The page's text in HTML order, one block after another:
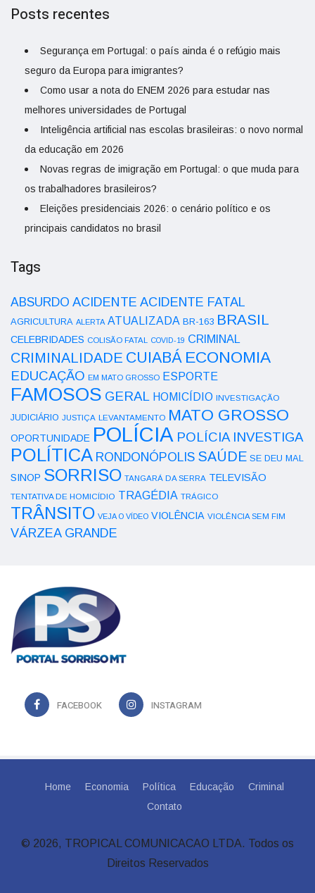
Posts recentes
Segurança em Portugal: o país ainda é o refúgio mais
seguro da Europa para imigrantes?
Como usar a nota do ENEM 2026 para estudar nas
melhores universidades de Portugal
Inteligência artificial nas escolas brasileiras: o novo normal
da educação em 2026
Novas regras de imigração em Portugal: o que muda para
os trabalhadores brasileiros?
Eleições presidenciais 2026: o cenário político e os
principais candidatos no brasil
Tags
ABSURDO ACIDENTE ACIDENTE FATAL
AGRICULTURA ALERTA ATUALIZADA BR-163 BRASIL
CELEBRIDADES COLISÃO FATAL COVID-19 CRIMINAL
CRIMINALIDADE CUIABÁ ECONOMIA
EDUCAÇÃO EM MATO GROSSO ESPORTE
FAMOSOS GERAL HOMICÍDIO INVESTIGAÇÃO
JUDICIÁRIO JUSTIÇA LEVANTAMENTO MATO GROSSO
OPORTUNIDADE POLÍCIA POLÍCIA INVESTIGA
POLÍTICA RONDONÓPOLIS SAÚDE SE DEU MAL
SINOP SORRISO TANGARÁ DA SERRA TELEVISÃO
TENTATIVA DE HOMICÍDIO TRAGÉDIA TRÁGICO
TRÂNSITO VEJA O VÍDEO VIOLÊNCIA VIOLÊNCIA SEM FIM
VÁRZEA GRANDE
FACEBOOK INSTAGRAM
Home Economia Política Educação
Criminal
Contato
© 2026, TROPICAL COMUNICACAO LTDA. Todos os
Direitos Reservados